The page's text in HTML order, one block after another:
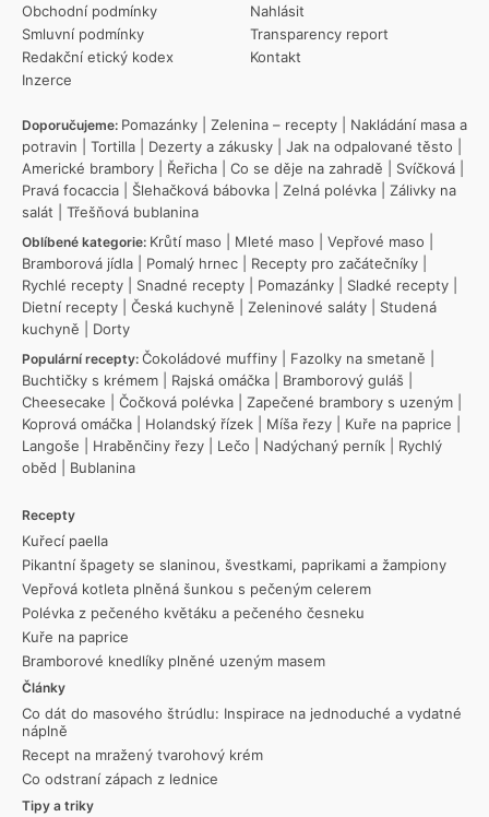
Obchodní podmínky
Smluvní podmínky
Redakční etický kodex
Inzerce
Nahlásit
Transparency report
Kontakt
Doporučujeme: Pomazánky Zelenina – recepty
Nakládání masa a
potravin
Tortilla Dezerty a zákusky Jak na odpalované těsto
Americké brambory
Řeřicha Co se děje na zahradě Svíčková
Pravá focaccia
Šlehačková bábovka Zelná polévka
Zálivky na
salát
Třešňová bublanina
Oblíbené kategorie: Krůtí maso Mleté maso Vepřové maso
Bramborová jídla
Pomalý hrnec Recepty pro začátečníky
Rychlé recepty
Snadné recepty Pomazánky Sladké recepty
Dietní recepty
Česká kuchyně Zeleninové saláty
Studená
kuchyně
Dorty
Populární recepty: Čokoládové muffiny Fazolky na smetaně
Buchtičky s krémem
Rajská omáčka Bramborový guláš
Cheesecake
Čočková polévka Zapečené brambory s uzeným
Koprová omáčka
Holandský řízek Míša řezy Kuře na paprice
Langoše
Hraběnčiny řezy Lečo Nadýchaný perník
Rychlý
oběd
Bublanina
Recepty
Kuřecí paella
Pikantní špagety se slaninou, švestkami, paprikami a žampiony
Vepřová kotleta plněná šunkou s pečeným celerem
Polévka z pečeného květáku a pečeného česneku
Kuře na paprice
Bramborové knedlíky plněné uzeným masem
Články
Co dát do masového štrúdlu: Inspirace na jednoduché a vydatné
náplně
Recept na mražený tvarohový krém
Co odstraní zápach z lednice
Tipy a triky